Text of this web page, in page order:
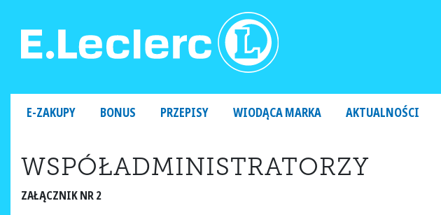
E-ZAKUPY BONUS PRZEPISY WIODĄCA MARKA AKTUALNOŚCI
WSPÓŁADMINISTRATORZY
ZAŁĄCZNIK NR 2